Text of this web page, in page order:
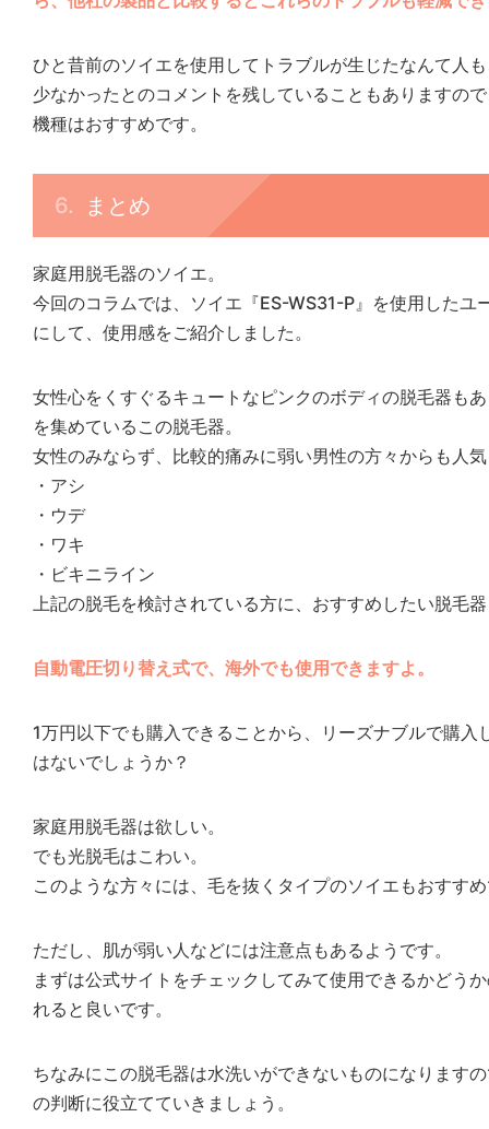
ひと昔前のソイエを使用してトラブルが生じたなんて人
少なかったとのコメントを残していることもありますの
機種はおすすめです。
まとめ
家庭用脱毛器のソイエ。
今回のコラムでは、ソイエ『ES-WS31-P』を使用したユ
にして、使用感をご紹介しました。
女性心をくすぐるキュートなピンクのボディの脱毛器も
を集めているこの脱毛器。
女性のみならず、比較的痛みに弱い男性の方々からも人
・アシ
・ウデ
・ワキ
・ビキニライン
上記の脱毛を検討されている方に、おすすめしたい脱毛
自動電圧切り替え式で、海外でも使用できますよ。
1万円以下でも購入できることから、リーズナブルで購
はないでしょうか？
家庭用脱毛器は欲しい。
でも光脱毛はこわい。
このような方々には、毛を抜くタイプのソイエもおすす
ただし、肌が弱い人などには注意点もあるようです。
まずは公式サイトをチェックしてみて使用できるかどう
れると良いです。
ちなみにこの脱毛器は水洗いができないものになります
の判断に役立てていきましょう。